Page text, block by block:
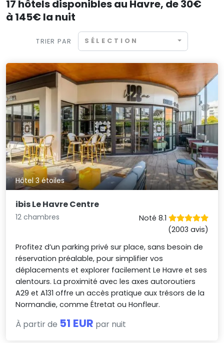
17 hôtels disponibles au Havre, de 30€
à 145€ la nuit
TRIER PAR SÉLECTION
Hôtel 3 étoiles
ibis Le Havre Centre
12 chambres
Noté 8.1
(2003 avis)
Profitez d’un parking privé sur place, sans besoin de
réservation préalable, pour simplifier vos
déplacements et explorer facilement Le Havre et ses
alentours. La proximité avec les axes autoroutiers
A29 et A131 offre un accès pratique aux trésors de la
Normandie, comme Étretat ou Honfleur.
À partir de 51 EUR par nuit